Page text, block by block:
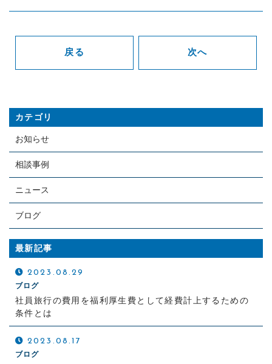
戻る 次へ
カテゴリ
お知らせ
相談事例
ニュース
ブログ
最新記事
2023.08.29
ブログ
社員旅行の費用を福利厚生費として経費計上するための
条件とは
2023.08.17
ブログ